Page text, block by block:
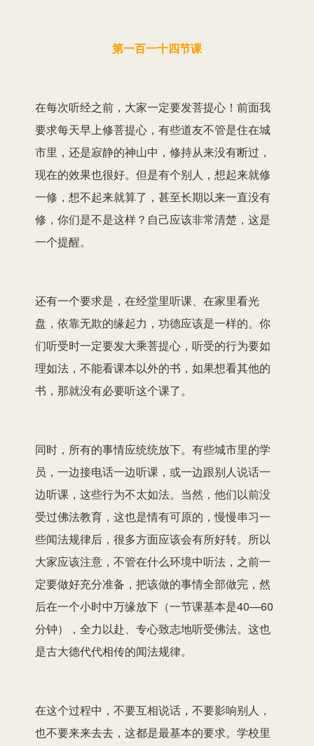
第一百一十四节课
在每次听经之前，大家一定要发菩提心！前面我
要求每天早上修菩提心，有些道友不管是住在城
市里，还是寂静的神山中，修持从来没有断过，
现在的效果也很好。但是有个别人，想起来就修
一修，想不起来就算了，甚至长期以来一直没有
修，你们是不是这样？自己应该非常清楚，这是
一个提醒。
还有一个要求是，在经堂里听课、在家里看光
盘，依靠无欺的缘起力，功德应该是一样的。你
们听受时一定要发大乘菩提心，听受的行为要如
理如法，不能看课本以外的书，如果想看其他的
书，那就没有必要听这个课了。
同时，所有的事情应统统放下。有些城市里的学
员，一边接电话一边听课，或一边跟别人说话一
边听课，这些行为不太如法。当然，他们以前没
受过佛法教育，这也是情有可原的，慢慢串习一
些闻法规律后，很多方面应该会有所好转。所以
大家应该注意，不管在什么环境中听法，之前一
定要做好充分准备，把该做的事情全部做完，然
后在一个小时中万缘放下（一节课基本是40—60
分钟），全力以赴、专心致志地听受佛法。这也
是古大德代代相传的闻法规律。
在这个过程中，不要互相说话，不要影响别人，
也不要来来去去，这都是最基本的要求。学校里